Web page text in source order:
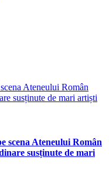
Ateneului Român
susținute de mari artiști
scena Ateneului Român
susținute de mari